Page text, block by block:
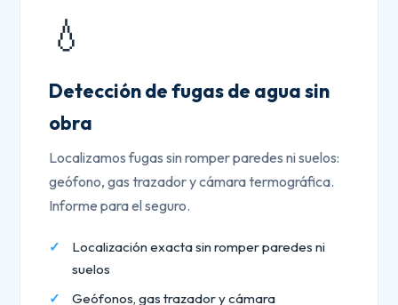
💧
Detección de fugas de agua sin
obra
Localizamos fugas sin romper paredes ni suelos:
geófono, gas trazador y cámara termográfica.
Informe para el seguro.
Localización exacta sin romper paredes ni
suelos
Geófonos, gas trazador y cámara